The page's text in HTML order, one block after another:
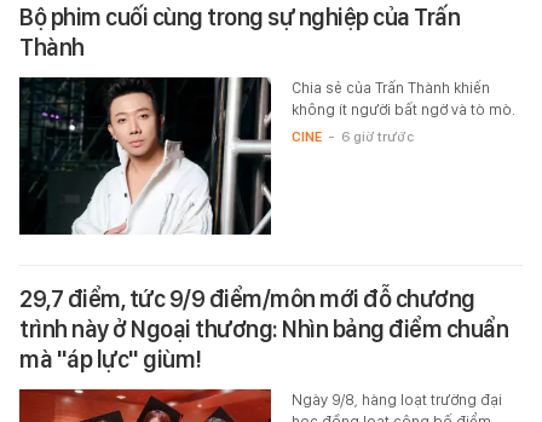
Bộ phim cuối cùng trong sự nghiệp của Trấn
Thành
Chia sẻ của Trấn Thành khiến
không ít người bất ngờ và tò mò.
CINE - 6 giờ trước
29,7 điểm, tức 9/9 điểm/môn mới đỗ chương
trình này ở Ngoại thương: Nhìn bảng điểm chuẩn
mà "áp lực" giùm!
Ngày 9/8, hàng loạt trường đại